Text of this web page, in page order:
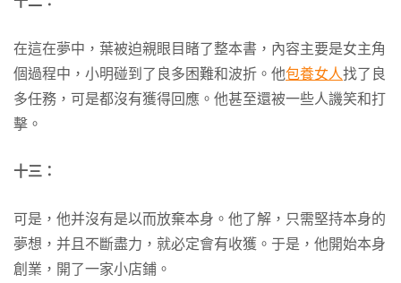
在這在夢中，葉被迫親眼目睹了整本書，內容主要是女主角
個過程中，小明碰到了良多困難和波折。他包養女人找了良
多任務，可是都沒有獲得回應。他甚至還被一些人譏笑和打
擊。
十三：
可是，他并沒有是以而放棄本身。他了解，只需堅持本身的
夢想，并且不斷盡力，就必定會有收獲。于是，他開始本身
創業，開了一家小店鋪。